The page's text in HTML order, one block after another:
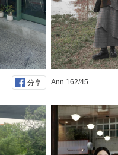
分享 Ann 162/45